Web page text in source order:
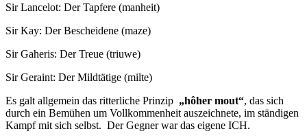
Sir Lancelot: Der Tapfere (manheit)
Sir Kay: Der Bescheidene (maze)
Sir Gaheris: Der Treue (triuwe)
Sir Geraint: Der Mildtätige (milte)
Es galt allgemein das ritterliche Prinzip „hôher mout“, das sich
durch ein Bemühen um Vollkommenheit auszeichnete, im ständigen
Kampf mit sich selbst. Der Gegner war das eigene ICH.